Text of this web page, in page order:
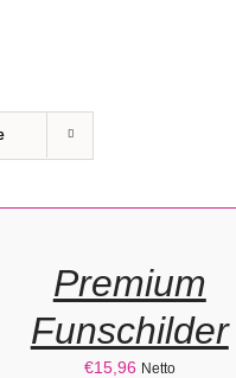
Premium
Funschilder
€15,96 Netto